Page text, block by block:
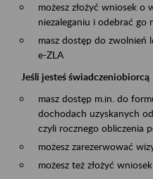
możesz złożyć wniosek o
niezaleganiu i odebrać go
masz dostęp do
e-ZLA
Jeśli jesteś świadczeniobiorcą
masz dostęp m.in. do
dochodach uzyskanych
czyli rocznego obliczenia
możesz zarezerwować
możesz też złożyć